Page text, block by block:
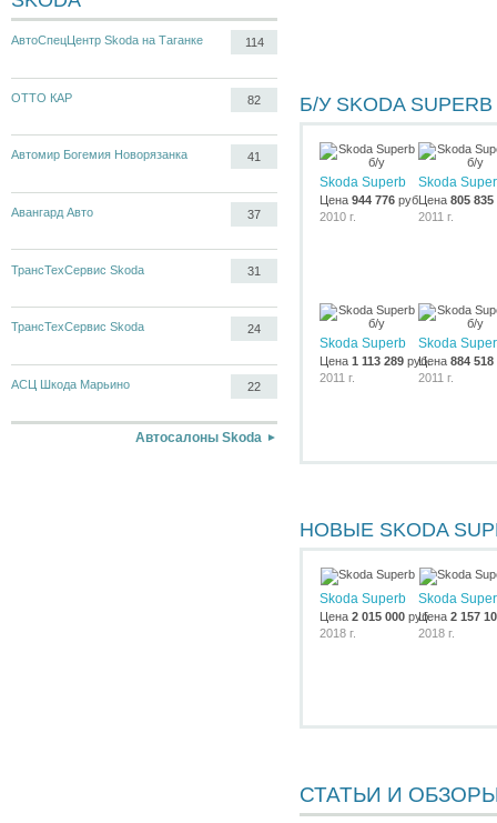
АвтоСпецЦентр Skoda на Таганке 114
ОТТО КАР 82
Автомир Богемия Новорязанка 41
Авангард Авто 37
ТрансТехСервис Skoda 31
ТрансТехСервис Skoda 24
АСЦ Шкода Марьино 22
Автосалоны Skoda
Б/У SKODA SUPERB
Skoda Superb
Цена 944 776 руб.
2010 г.
Skoda
Цена 805 835
2011 г.
Skoda Superb
Цена 1 113 289 руб.
2011 г.
Skoda
Цена 884 518
2011 г.
НОВЫЕ SKODA
Skoda Superb
Цена 2 015 000 руб.
2018 г.
Skoda
Цена 2 157
2018 г.
СТАТЬИ И